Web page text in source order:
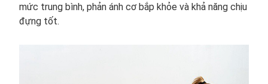
mức trung bình, phản ánh cơ bắp khỏe và khả năng chịu
đựng tốt.